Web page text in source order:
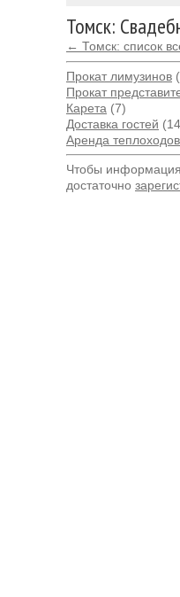
Томск:
← Томск: список
Прокат лимузинов
Прокат
Карета (7)
Доставка гостей
Аренда
Чтобы
достаточно